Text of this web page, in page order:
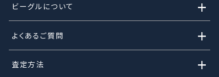
ビーグルについて +
よくあるご質問 +
査定方法 +